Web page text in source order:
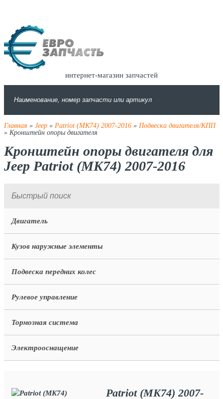
интернет-магазин запчастей
Главная » Jeep» Patriot (MK74) 2007-2016» Подвеска двигателя/КПП
» Кронштейн опоры двигателя
Кронштейн опоры двигателя для
Jeep Patriot (MK74) 2007-2016
Двигатель
Кузов наружные элементы
Подвеска передних колес
Рулевое управление
Тормозная система
Электрооснащение
Patriot (MK74) 2007-